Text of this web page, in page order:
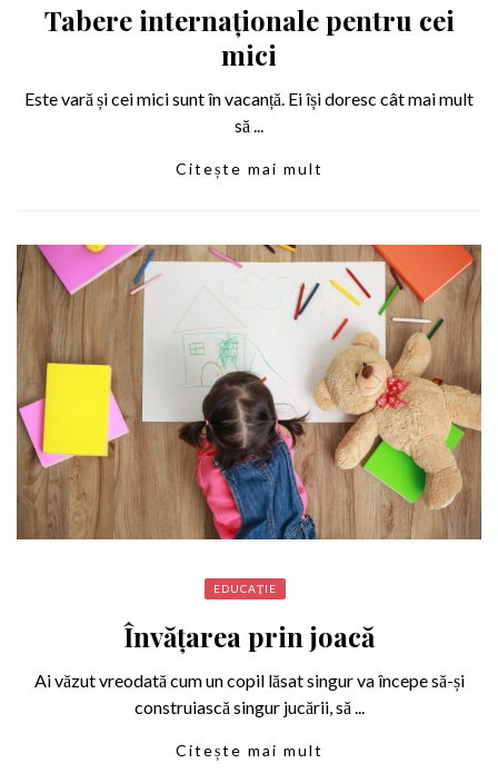
Tabere internaționale pentru cei
mici
Este vară și cei mici sunt în vacanță. Ei își doresc cât mai mult
să ...
Citește mai mult
EDUCAȚIE
Învățarea prin joacă
Ai văzut vreodată cum un copil lăsat singur va începe să-și
construiască singur jucării, să ...
Citește mai mult